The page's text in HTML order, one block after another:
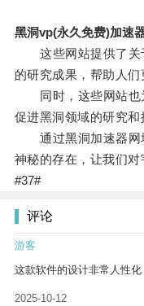
黑洞vp(永久免费)加速
这些网站提供了关
的研究成果，帮助人们
同时，这些网站也
促进黑洞领域的研究和
通过黑洞加速器网
神秘的存在，让我们对
#37#
评论
游客
这款软件的设计非常人性化
2025-10-12